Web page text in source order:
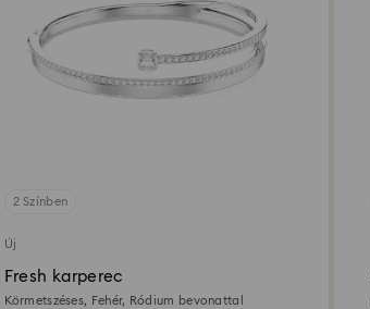
2 Színben
Új
Fresh karperec
Körmetszéses, Fehér, Ródium bevonattal